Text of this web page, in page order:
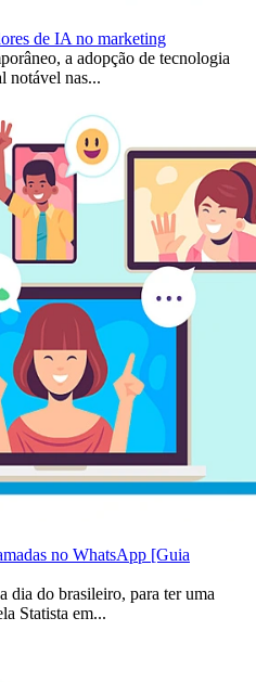
de IA no marketing
a adopção de tecnologia
notável nas...
no WhatsApp [Guia
dia do brasileiro, para ter uma
Statista em...